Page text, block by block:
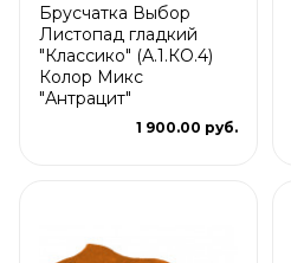
Брусчатка Выбор
Листопад гладкий
"Классико" (А.1.КО.4)
Колор Микс
"Антрацит"
1 900.00 руб.